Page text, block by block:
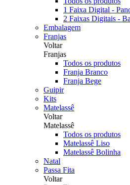
1 Faixa Digital -
2 Faixas Digitais -
Embalagem
Franjas
Voltar
Franjas
Todos os produtos
Franja Branco
Franja Bege
Guipir
Kits
Matelassê
Voltar
Matelassê
Todos os produtos
Matelassê Liso
Matelassê Bolinha
Natal
Passa Fita
Voltar